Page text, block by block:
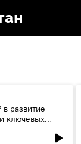
развитие
ключевых